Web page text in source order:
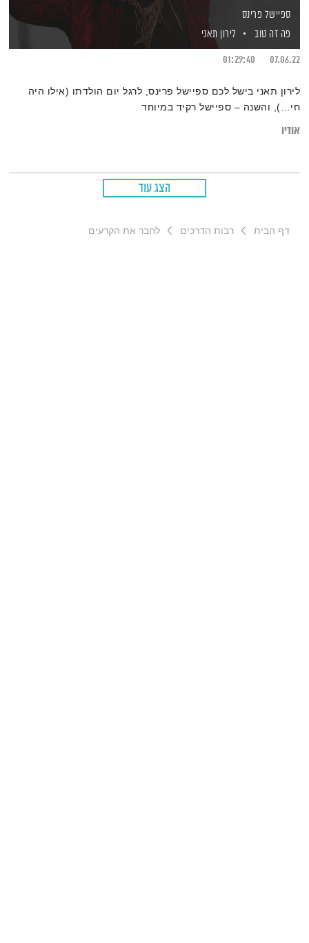
ספיישל פרינס
פה זה טוב
לירון תאני
07.06.22
01:29:40
לירון תאני בישל לכם ספיישל פרינס, לרגל יום הולדתו (אילו היה
חי…), והשנה – ספיישל רקיד במיוחד
אודיו
הצג עוד
דף הבית רבות הדרכים לחבר את הקרעים